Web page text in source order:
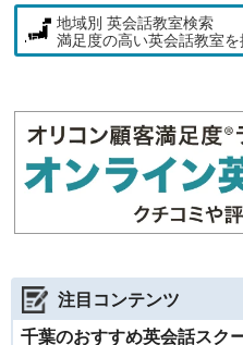
地域別 英会話教室検索
満足度の高い英会話教室を
注目コンテンツ
千葉のおすすめ英会話スク